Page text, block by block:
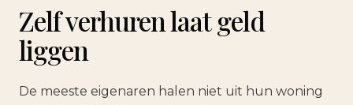
Zelf verhuren laat geld
liggen
De meeste eigenaren halen niet uit hun woning